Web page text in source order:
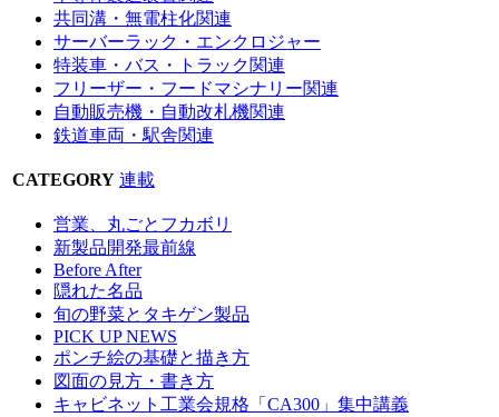
共同溝・無電柱化関連
サーバーラック・エンクロジャー
特装車・バス・トラック関連
フリーザー・フードマシナリー関連
自動販売機・自動改札機関連
鉄道車両・駅舎関連
CATEGORY 連載
営業、丸ごとフカボリ
新製品開発最前線
Before After
隠れた名品
旬の野菜とタキゲン製品
PICK UP NEWS
ポンチ絵の基礎と描き方
図面の見方・書き方
キャビネット工業会規格「CA300」集中講義